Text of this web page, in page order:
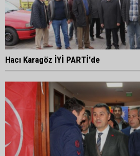
Hacı Karagöz İYİ PARTİ'de